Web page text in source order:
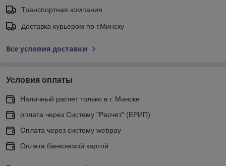
Транспортная компания
Доставка курьером по г.Минску
Все условия доставки
Условия оплаты
Наличный расчет только в г. Минске
оплата через Систему "Расчет" (ЕРИП)
Оплата через систему webpay
Оплата банковской картой